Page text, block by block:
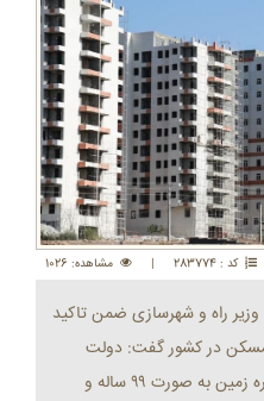
کد : 283774 | مشاهده: 1026
راه و شهرسازی ضمن تاکید
مسکن در کشور گفت: دولت
سیزدهم با راهکارهایی از جمله اجاره زمین به صورت ۹۹ ساله و